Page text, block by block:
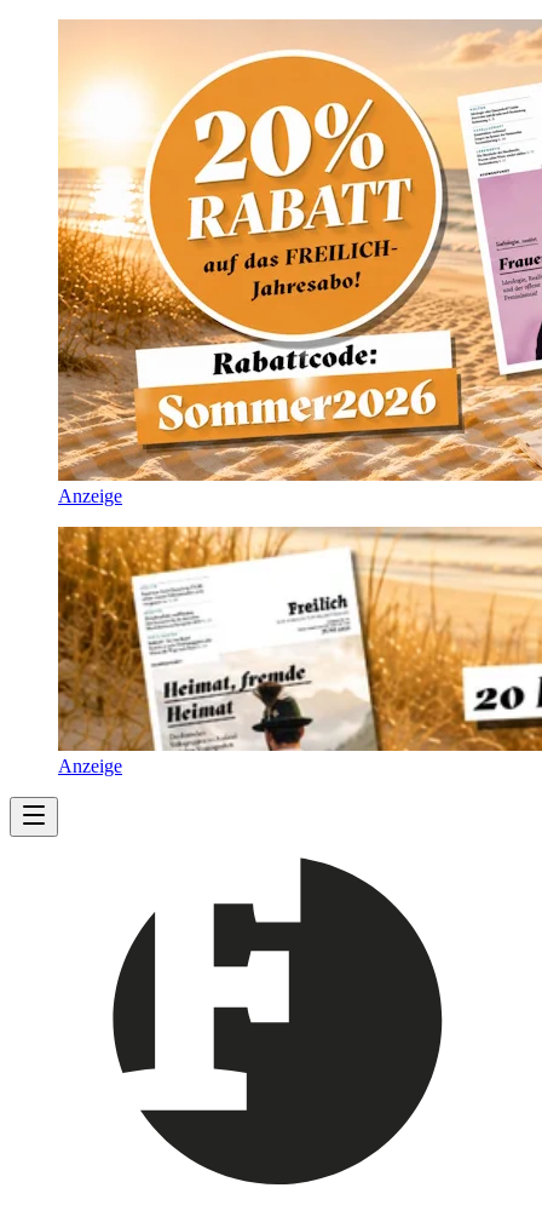
Anzeige
Anzeige